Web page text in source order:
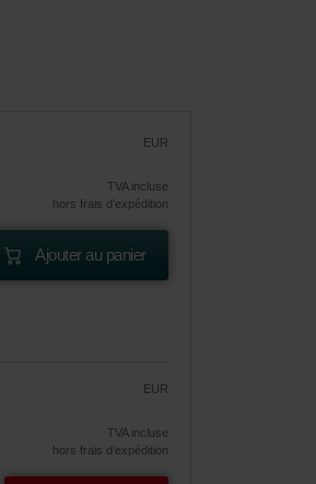
EUR
TVA incluse
hors frais d’expédition
Ajouter au panier
EUR
TVA incluse
hors frais d’expédition